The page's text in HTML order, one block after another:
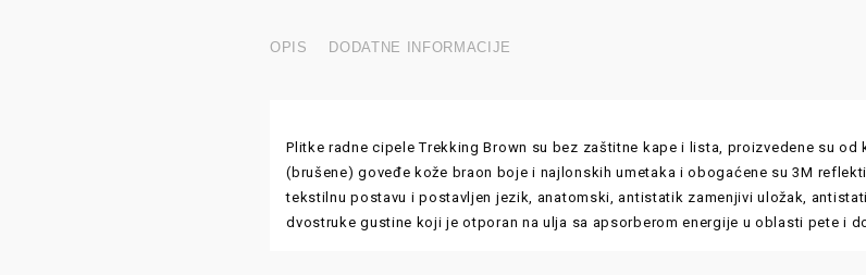
OPIS DODATNE INFORMACIJE
Plitke radne cipele Trekking Brown su bez zaštitne kape i lista, proizvedene su
(brušene) goveđe kože braon boje i najlonskih umetaka i obogaćene su 3M
tekstilnu postavu i postavljen jezik, anatomski, antistatik zamenjivi uložak,
dvostruke gustine koji je otporan na ulja sa apsorberom energije u oblasti pete i